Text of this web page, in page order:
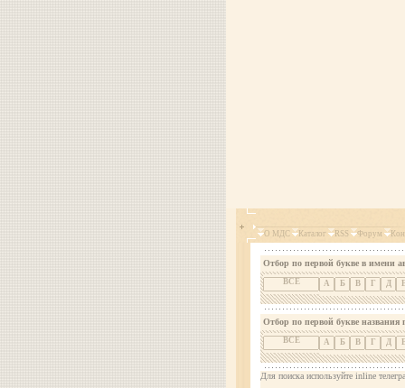
О МДС Каталог RSS Форум
Отбор по первой букве в имени
ВСЕ А Б В Г Д
Отбор по первой букве названия
ВСЕ А Б В Г Д
Для поиска используйте inline